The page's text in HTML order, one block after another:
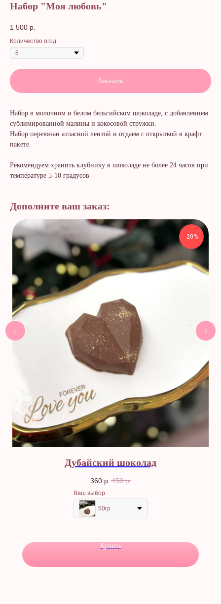
Набор "Моя любовь"
1 500 р.
Количество ягод
Заказать
Набор в молочном и белом бельгийском шоколаде, с добавлением
сублимированной малины и кокосовой стружки.
Набор перевязан атласной лентой и отдаем с открыткой в крафт
пакете.
Рекомендуем хранить клубнику в шоколаде не более 24 часов при
температуре 5-10 градусов
Дополните ваш заказ:
-20%
Дубайский шоколад
360 р. 450 р.
Ваш выбор
50гр
Купить